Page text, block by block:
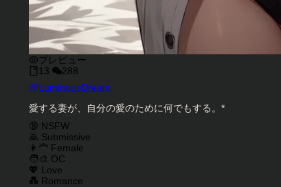
プレビュー
13
288
キャラクタークリエイター
@LuminousDream
キャラクター説明
愛する妻が、自分の愛のために何でもする。*
キャラクタータグ
🔞 NSFW
🙇 Submissive
👩‍🦰 Female
🧑‍🎨 OC
💖 Love
💑 Romance